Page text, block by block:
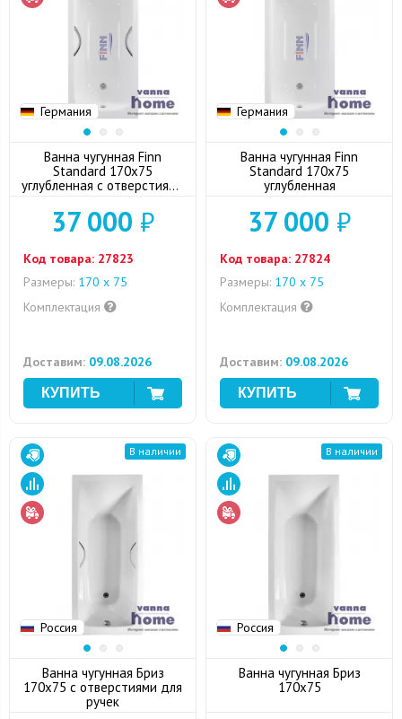
Германия
Ванна чугунная Finn
Standard 170x75
углубленная с отверстиями
37 000 ₽
Код товара: 27823
Размеры: 170 х 75
Комплектация
Доставим: 09.08.2026
Германия
Ванна чугунная Finn
Standard 170x75
углубленная
37 000 ₽
Код товара: 27824
Размеры: 170 х 75
Комплектация
Доставим: 09.08.2026
Россия
В наличии
Ванна чугунная Бриз
170x75 с отверстиями для
ручек
Россия
В наличии
Ванна чугунная Бриз
170x75